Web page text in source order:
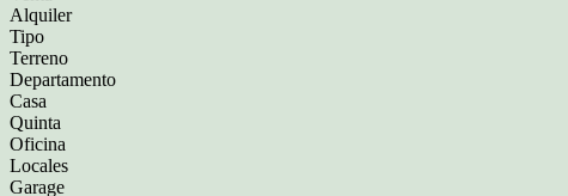
Alquiler
Tipo
Terreno
Departamento
Casa
Quinta
Oficina
Locales
Garage